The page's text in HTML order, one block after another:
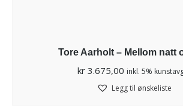
Tore Aarholt – Mellom natt
kr 3.675,00 inkl. 5%
Legg til ønskeliste